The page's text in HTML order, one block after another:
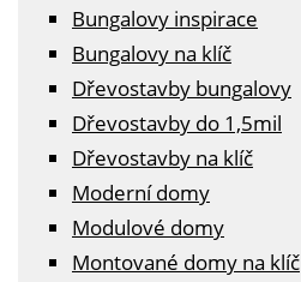
Bungalovy inspirace
Bungalovy na klíč
Dřevostavby bungalovy
Dřevostavby do 1,5mil
Dřevostavby na klíč
Moderní domy
Modulové domy
Montované domy na klíč